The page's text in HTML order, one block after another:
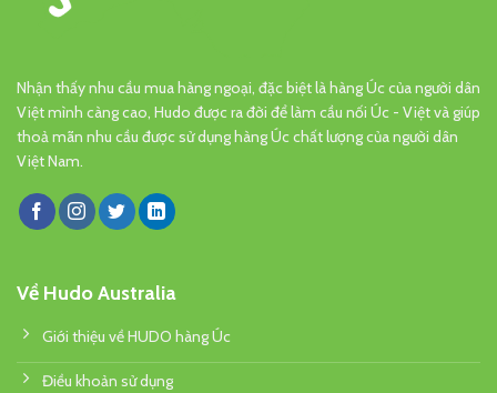
Nhận thấy nhu cầu mua hàng ngoại, đặc biệt là hàng Úc của người dân
Việt mình càng cao, Hudo được ra đời để làm cầu nối Úc - Việt và giúp
thoả mãn nhu cầu được sử dụng hàng Úc chất lượng của người dân
Việt Nam.
Về Hudo Australia
Giới thiệu về HUDO hàng Úc
Điều khoản sử dụng